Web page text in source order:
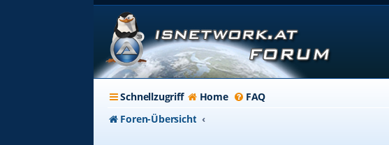
Schnellzugriff Home FAQ
Foren-Übersicht